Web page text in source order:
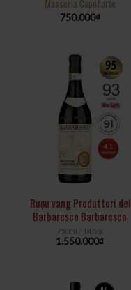
Masseria Capoforte
750.000₫
Rượu vang Produttori del
Barbaresco Barbaresco
750ml / 14,5%
1.550.000₫